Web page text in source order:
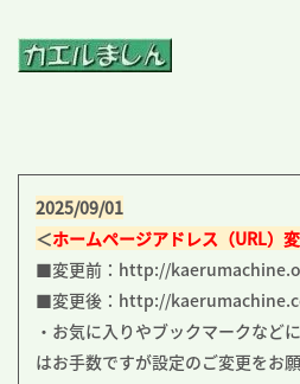
2025/09/01
＜ホームページアドレス（URL）
■変更前：http://
■変更後：http://
・お気に入りやブックマークなど
はお手数ですが設定のご変更をお願